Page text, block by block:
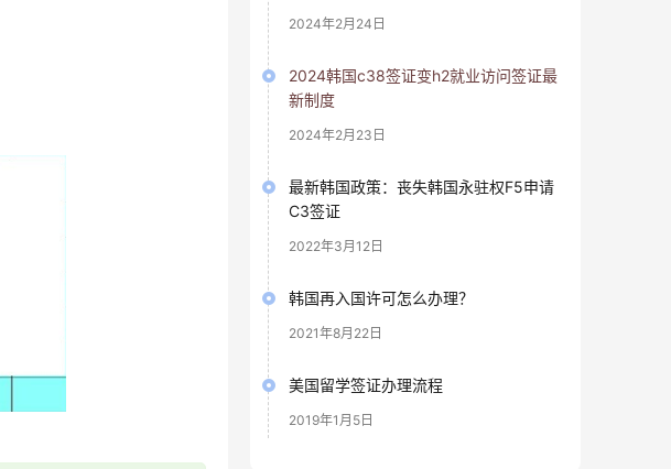
2024年2月24日
2024韩国c38签证变h2就业访问签证最
新制度
2024年2月23日
最新韩国政策：丧失韩国永驻权F5申请
C3签证
2022年3月12日
韩国再入国许可怎么办理？
2021年8月22日
美国留学签证办理流程
2019年1月5日